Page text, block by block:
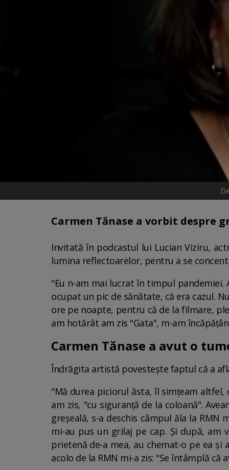
Carmen Tănase a vorbit despre
Invitată în podcastul lui Lucian Viziru,
lumina reflectoarelor, pentru a se
"Eu n-am mai lucrat în timpul pandemiei.
ocupat un pic de sănătate, că era cazul.
ore pe noapte, pentru că de la filmare,
am hotărât am zis "Gata", m-am
Carmen Tănase a avut o
Îndrăgita artistă povestește faptul că a
"Mă durea piciorul ăsta, îl simțeam
am zis, "cu siguranță de la coloană".
greșeală, s-a deschis câmpul ăla la
mi-au pus un grilaj pe cap. Și după, am
prietenă de-a mea, au chemat-o pe ea
acolo de la RMN mi-a zis: "Se întâmplă